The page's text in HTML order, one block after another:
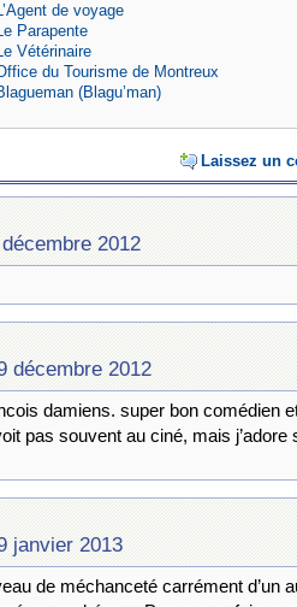
de voyage
Parapente
Vétérinaire
du Tourisme de Montreux
(Blagu’man)
Laissez un
2012
décembre 2012
damiens. super bon comédien
pas souvent au ciné, mais j’adore
janvier 2013
de méchanceté carrément d’un